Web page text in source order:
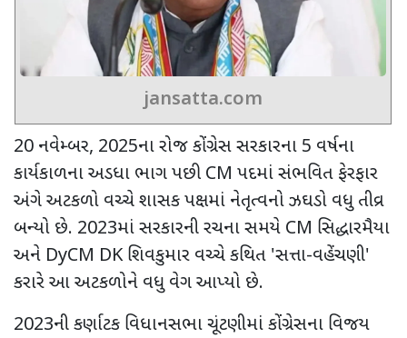
jansatta.com
20 નવેમ્બર, 2025ના રોજ કોંગ્રેસ સરકારના 5 વર્ષના
કાર્યકાળના અડધા ભાગ પછી CM પદમાં સંભવિત ફેરફાર
અંગે અટકળો વચ્ચે શાસક પક્ષમાં નેતૃત્વનો ઝઘડો વધુ તીવ્ર
બન્યો છે. 2023માં સરકારની રચના સમયે CM સિદ્ધારમૈયા
અને DyCM DKશિવકુમાર વચ્ચે કથિત 'સત્તા-વહેંચણી'
કરારે આ અટકળોને વધુ વેગ આપ્યો છે.
2023ની કર્ણાટક વિધાનસભા ચૂંટણીમાં કોંગ્રેસના વિજય